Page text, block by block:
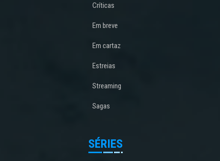
Críticas
Em breve
Em cartaz
Estreias
Streaming
Sagas
SÉRIES